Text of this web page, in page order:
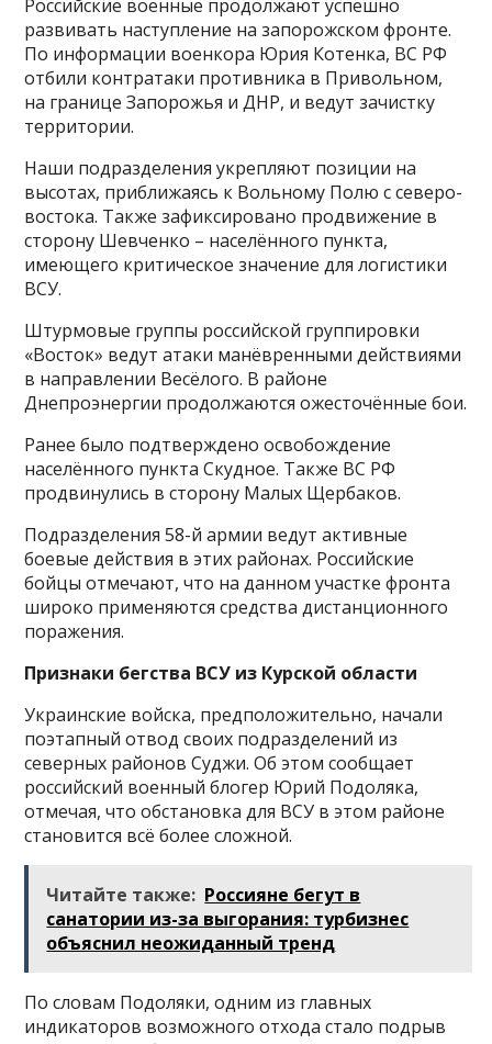
Российские военные продолжают успешно
развивать наступление на запорожском фронте.
По информации военкора Юрия Котенка, ВС РФ
отбили контратаки противника в Привольном,
на границе Запорожья и ДНР, и ведут зачистку
территории.
Наши подразделения укрепляют позиции на
высотах, приближаясь к Вольному Полю с северо-
востока. Также зафиксировано продвижение в
сторону Шевченко – населённого пункта,
имеющего критическое значение для логистики
ВСУ.
Штурмовые группы российской группировки
«Восток» ведут атаки манёвренными действиями
в направлении Весёлого. В районе
Днепроэнергии продолжаются ожесточённые бои.
Ранее было подтверждено освобождение
населённого пункта Скудное. Также ВС РФ
продвинулись в сторону Малых Щербаков.
Подразделения 58-й армии ведут активные
боевые действия в этих районах. Российские
бойцы отмечают, что на данном участке фронта
широко применяются средства дистанционного
поражения.
Признаки бегства ВСУ из Курской области
Украинские войска, предположительно, начали
поэтапный отвод своих подразделений из
северных районов Суджи. Об этом сообщает
российский военный блогер Юрий Подоляка,
отмечая, что обстановка для ВСУ в этом районе
становится всё более сложной.
Читайте также: Россияне бегут в
санатории из-за выгорания: турбизнес
объяснил неожиданный тренд
По словам Подоляки, одним из главных
индикаторов возможного отхода стало подрыв